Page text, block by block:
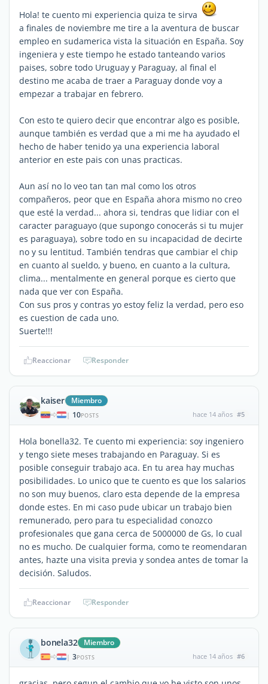
Hola! te cuento mi experiencia quiza te sirva
a finales de noviembre me tire a la aventura de buscar
empleo en sudamerica vista la situación en España. Soy
ingeniera y este tiempo he estado tanteando varios
paises, sobre todo Uruguay y Paraguay, al final el
destino me acaba de traer a Paraguay donde voy a
empezar a trabajar en febrero.
Con esto te quiero decir que encontrar algo es posible,
aunque también es verdad que a mi me ha ayudado el
hecho de haber tenido ya una experiencia laboral
anterior en este pais con unas practicas.
Aun así no lo veo tan tan mal como los otros
compañeros, peor que en España ahora mismo no creo
que esté la verdad... ahora si, tendras que lidiar con el
caracter paraguayo (que supongo conocerás si tu mujer
es paraguaya), sobre todo en su incapacidad de decirte
no y su lentitud. También tendras que cambiar el chip
en cuanto al sueldo, y bueno, en cuanto a la cultura,
clima... mentalmente en general porque es cierto que
nada que ver con España.
Con sus pros y contras yo estoy feliz la verdad, pero eso
es cuestion de cada uno.
Suerte!!!
Reaccionar Responder
kaiser Miembro
| 10POSTS hace 14 años #5
Hola bonella32. Te cuento mi experiencia: soy ingeniero
y tengo siete meses trabajando en Paraguay. Si es
posible conseguir trabajo aca. En tu area hay muchas
posibilidades. Lo unico que te cuento es que los salarios
no son muy buenos, claro esta depende de la empresa
donde estes. En mi caso pude ubicar un trabajo bien
remunerado, pero para tu especialidad conozco
profesionales que gana cerca de 5000000 de Gs, lo cual
no es mucho. De cualquier forma, como te reomendaran
antes, hazte una visita previa y sondea antes de tomar la
decisión. Saludos.
Reaccionar Responder
bonela32 Miembro
| 3POSTS hace 14 años #6